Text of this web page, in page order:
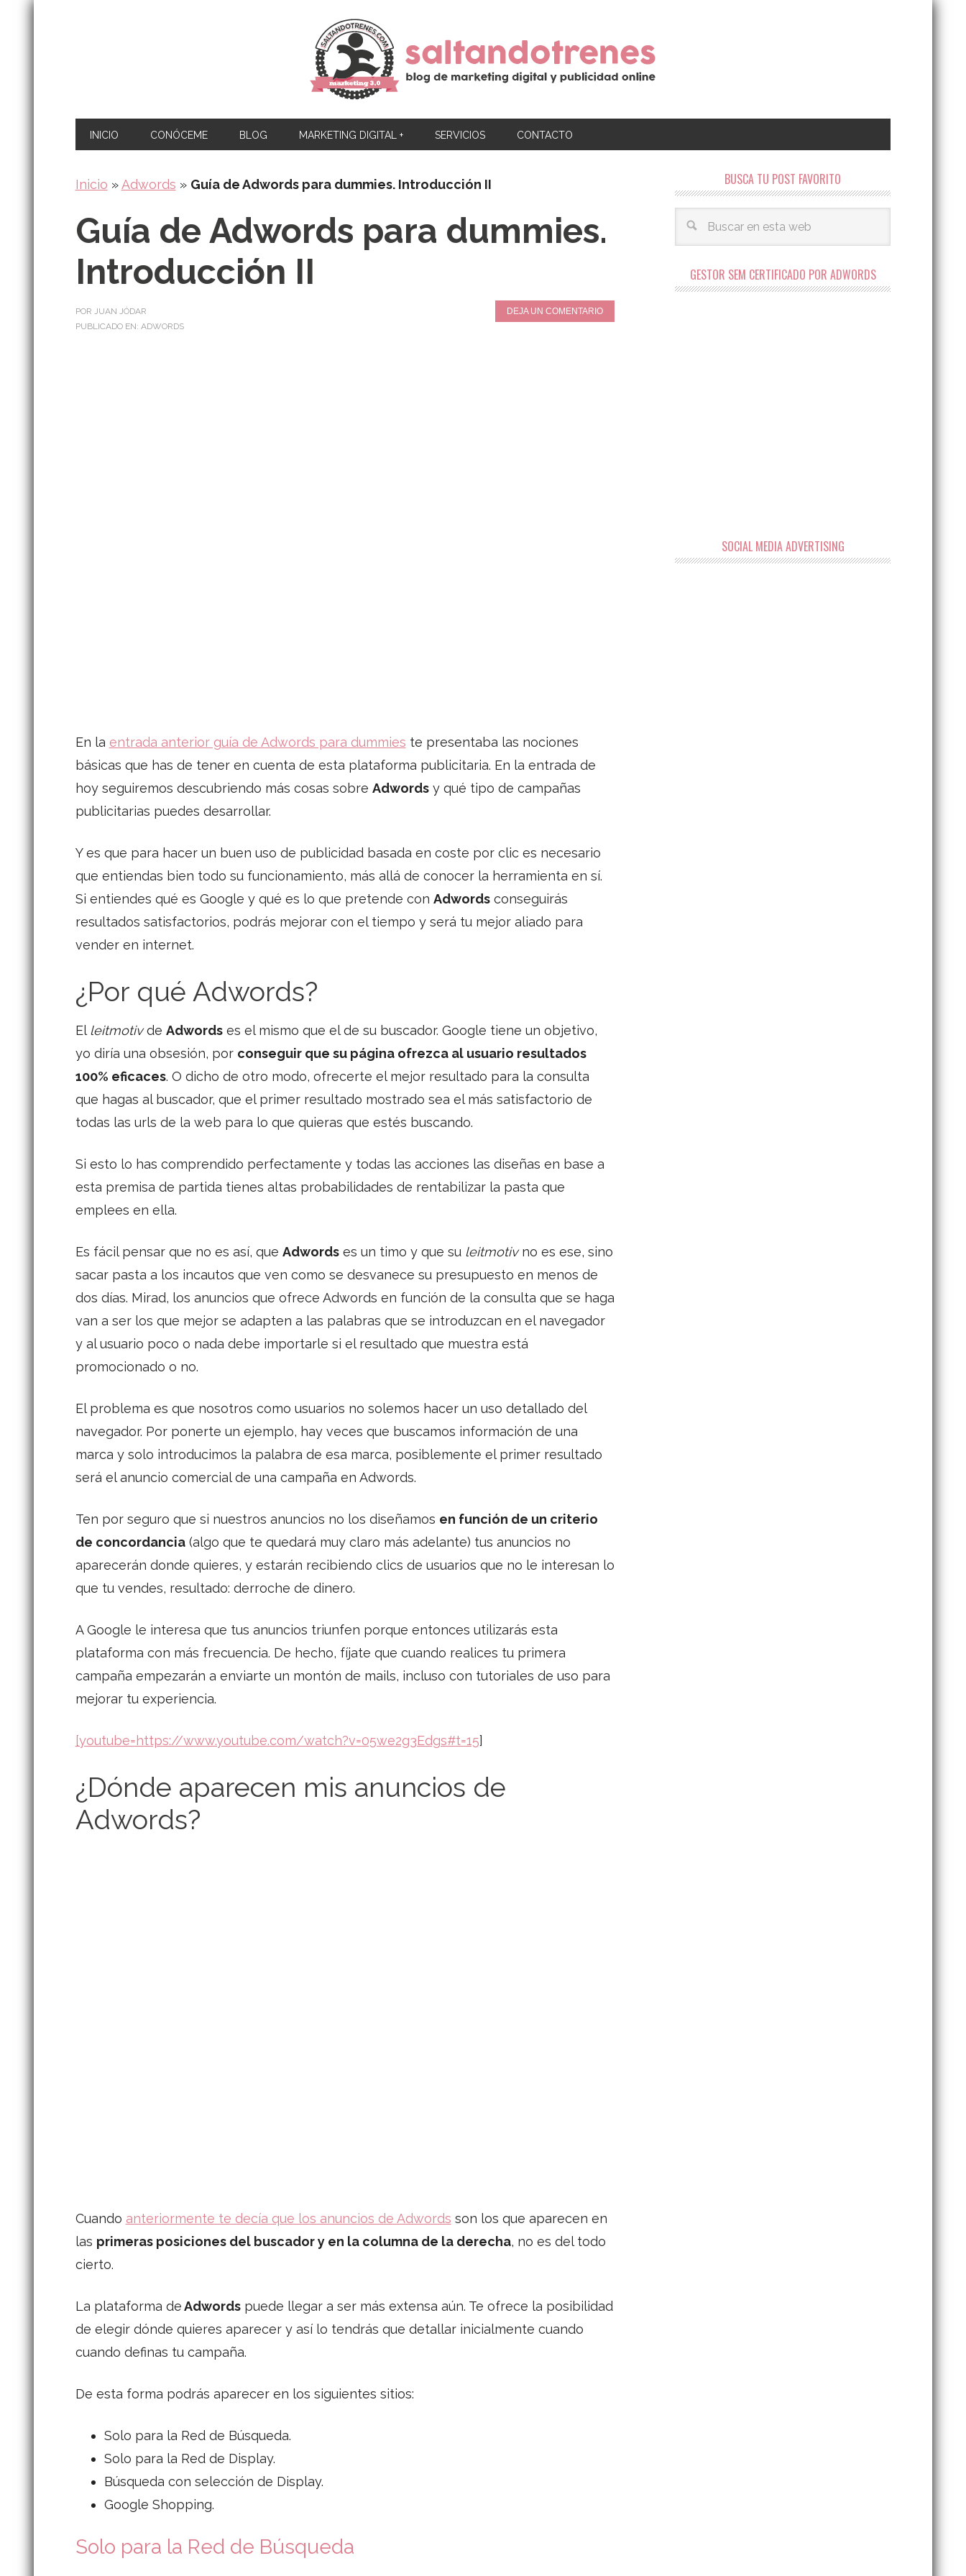
INICIO CONÓCEME BLOG MARKETING DIGITAL + SERVICIOS CONTACTO
Inicio » Adwords » Guía de Adwords para dummies. Introducción II
Guía de Adwords para dummies.
Introducción II
POR JUAN JÓDAR
DEJA UN COMENTARIO
PUBLICADO EN: ADWORDS
En la entrada anterior guía de Adwords para dummies te presentaba las nociones
básicas que has de tener en cuenta de esta plataforma publicitaria. En la entrada de
hoy seguiremos descubriendo más cosas sobre Adwordsy qué tipo de campañas
publicitarias puedes desarrollar.
Y es que para hacer un buen uso de publicidad basada en coste por clic es necesario
que entiendas bien todo su funcionamiento, más allá de conocer la herramienta en sí.
Si entiendes qué es Google y qué es lo que pretende con Adwordsconseguirás
resultados satisfactorios, podrás mejorar con el tiempo y será tu mejor aliado para
vender en internet.
¿Por qué Adwords?
El leitmotiv de Adwordses el mismo que el de su buscador. Google tiene un objetivo,
yo diría una obsesión, por conseguir que su página ofrezca al usuario resultados
100% eficaces. O dicho de otro modo, ofrecerte el mejor resultado para la consulta
que hagas al buscador, que el primer resultado mostrado sea el más satisfactorio de
todas las urls de la web para lo que quieras que estés buscando.
Si esto lo has comprendido perfectamente y todas las acciones las diseñas en base a
esta premisa de partida tienes altas probabilidades de rentabilizar la pasta que
emplees en ella.
Es fácil pensar que no es así, que Adwordses un timo y que suleitmotiv no es ese, sino
sacar pasta a los incautos que ven como se desvanece su presupuesto en menos de
dos días. Mirad, los anuncios que ofrece Adwords en función de la consulta que se haga
van a ser los que mejor se adapten a las palabras que se introduzcan en el navegador
y al usuario poco o nada debe importarle si el resultado que muestra está
promocionado o no.
El problema es que nosotros como usuarios no solemos hacer un uso detallado del
navegador. Por ponerte un ejemplo, hay veces que buscamos información de una
marca y solo introducimos la palabra de esa marca, posiblemente el primer resultado
será el anuncio comercial de una campaña en Adwords.
Ten por seguro que si nuestros anuncios no los diseñamos en función de un criterio
de concordancia(algo que te quedará muy claro más adelante) tus anuncios no
aparecerán donde quieres, y estarán recibiendo clics de usuarios que no le interesan lo
que tu vendes, resultado: derroche de dinero.
A Google le interesa que tus anuncios triunfen porque entonces utilizarás esta
plataforma con más frecuencia. De hecho, fíjate que cuando realices tu primera
campaña empezarán a enviarte un montón de mails, incluso con tutoriales de uso para
mejorar tu experiencia.
[youtube=https://www.youtube.com/watch?v=05we2g3Edgs#t=15]
¿Dónde aparecen mis anuncios de
Adwords?
Cuando anteriormente te decía que los anuncios de Adwords son los que aparecen en
las primeras posiciones del buscador y en la columna de la derecha, no es del todo
cierto.
La plataforma deAdwordspuede llegar a ser más extensa aún. Te ofrece la posibilidad
de elegir dónde quieres aparecer y así lo tendrás que detallar inicialmente cuando
cuando definas tu campaña.
De esta forma podrás aparecer en los siguientes sitios:
Solo para la Red de Búsqueda.
Solo para la Red de Display.
Búsqueda con selección de Display.
Google Shopping.
Solo para la Red de Búsqueda
BUSCA TU POST FAVORITO
GESTOR SEM CERTIFICADO POR ADWORDS
SOCIAL MEDIA ADVERTISING